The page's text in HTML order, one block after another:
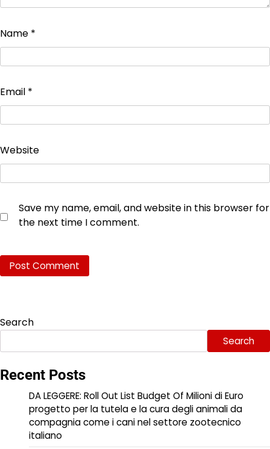
Name *
Email *
Website
Save my name, email, and website in this browser for
the next time I comment.
Search
Search
Recent Posts
DA LEGGERE: Roll Out List Budget Of Milioni di Euro
progetto per la tutela e la cura degli animali da
compagnia come i cani nel settore zootecnico
italiano